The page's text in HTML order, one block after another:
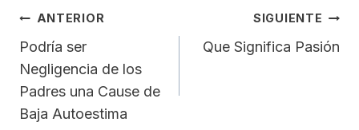
Navegación
De
Entradas
ANTERIOR
Podría ser
Negligencia de los
Padres una Cause de
Baja Autoestima
SIGUIENTE
Que Significa Pasión